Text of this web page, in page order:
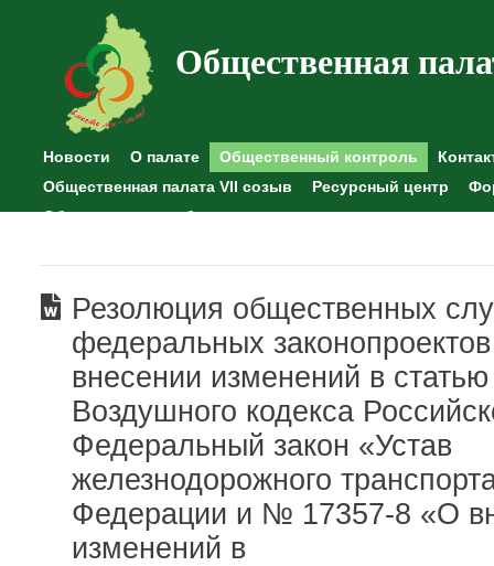
Общественная
Новости О палате Общественный контроль
Общественная палата VII созыв
Ресурсный центр
Общественные наблюдения
Резолюция общественных
федеральных
внесении изменений в
Воздушного кодекса
Федеральный закон «Устав
железнодорожного
Федерации и № 17357-8 «О
изменений в